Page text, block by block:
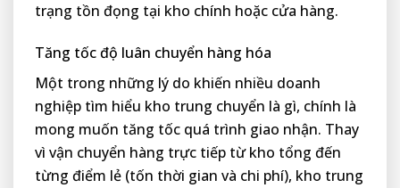
trạng tồn đọng tại kho chính hoặc cửa hàng.
Tăng tốc độ luân chuyển hàng hóa
Một trong những lý do khiến nhiều doanh
nghiệp tìm hiểu kho trung chuyển là gì, chính là
mong muốn tăng tốc quá trình giao nhận. Thay
vì vận chuyển hàng trực tiếp từ kho tổng đến
từng điểm lẻ (tốn thời gian và chi phí), kho trung